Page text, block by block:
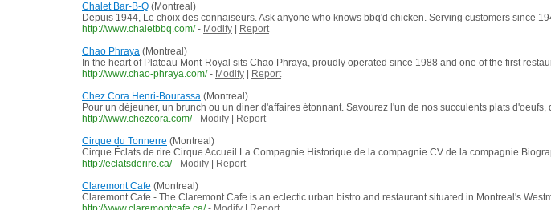
Chalet Bar-B-Q (Montreal)
Depuis 1944, Le choix des connaiseurs. Ask anyone who knows bbq'd chicken. Serving customers since
http://www.chaletbbq.com/ - Modify
Report
Chao Phraya (Montreal)
In the heart of Plateau Mont-Royal sits Chao Phraya, proudly operated since 1988 and one of the first
http://www.chao-phraya.com/ - Modify
Report
Chez Cora Henri-Bourassa (Montreal)
Pour un déjeuner, un brunch ou un diner d'affaires étonnant. Savourez l'un de nos succulents plats
http://www.chezcora.com/ - Modify
Report
Cirque du Tonnerre (Montreal)
Cirque Éclats de rire Cirque Accueil La Compagnie Historique de la compagnie CV de la compagnie
http://eclatsderire.ca/ - Modify
Report
Claremont Cafe (Montreal)
Claremont Cafe - The Claremont Cafe is an eclectic urban bistro and restaurant situated in Montreal's